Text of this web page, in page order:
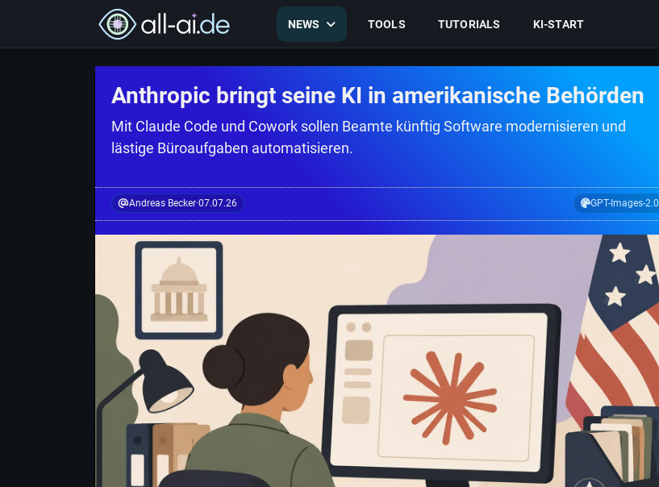
NEWS TOOLS TUTORIALS KI-START
Anthropic bringt seine KI in amerikanische Behörden
Mit Claude Code und Cowork sollen Beamte künftig Software modernisieren und
lästige Büroaufgaben automatisieren.
Andreas Becker·07.07.26 GPT-Images-2.0